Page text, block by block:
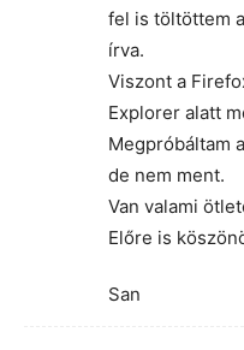
fel is töltöttem
írva.
Viszont a
Explorer alatt
Megpróbáltam
de nem ment.
Van valami
Előre is
San